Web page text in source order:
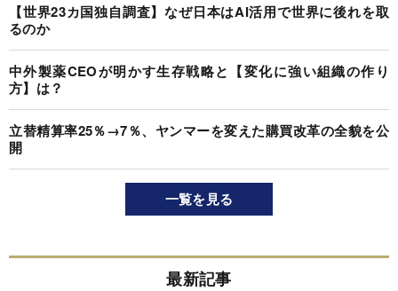
【世界23カ国独自調査】なぜ日本はAI活用で世界に後れを取
るのか
中外製薬CEOが明かす生存戦略と【変化に強い組織の作り
方】は？
立替精算率25％→7％、ヤンマーを変えた購買改革の全貌を公
開
一覧を見る
最新記事